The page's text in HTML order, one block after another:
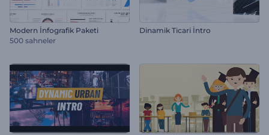
Modern İnfografik Paketi
500 sahneler
Dinamik Ticari İntro